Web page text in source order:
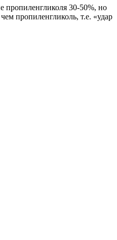
пропиленгликоля 30-50%, но
пропиленгликоль, т.е. «удар